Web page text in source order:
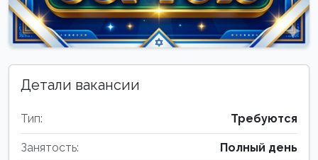
Детали вакансии
Тип: Требуются
Занятость: Полный день